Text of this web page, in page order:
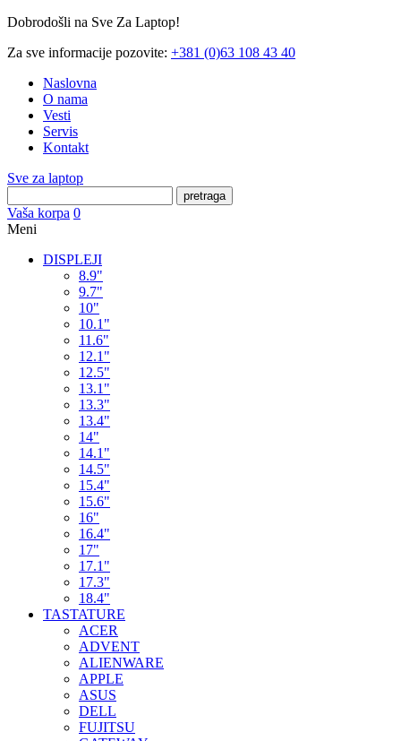
Dobrodošli na Sve Za Laptop!
Za sve informacije pozovite: +381 (0)63 108 43 40
Naslovna
O nama
Vesti
Servis
Kontakt
Sve za laptop
pretraga
Vaša korpa 0
Meni
DISPLEJI
8.9"
9.7"
10"
10.1"
11.6"
12.1"
12.5"
13.1"
13.3"
13.4"
14"
14.1"
14.5"
15.4"
15.6"
16"
16.4"
17"
17.1"
17.3"
18.4"
TASTATURE
ACER
ADVENT
ALIENWARE
APPLE
ASUS
DELL
FUJITSU